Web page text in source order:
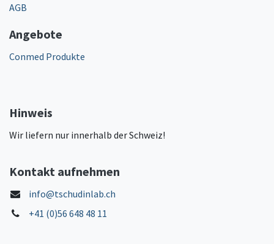
AGB
Angebote
Conmed Produkte
Hinweis
Wir liefern nur innerhalb der Schweiz!
Kontakt aufnehmen
info@tschudinlab.ch
+41 (0)56 648 48 11